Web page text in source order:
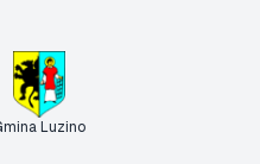
Luzino